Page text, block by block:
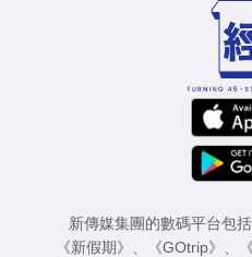
新傳媒集團的數碼平台包
《新假期》
《GOtrip》